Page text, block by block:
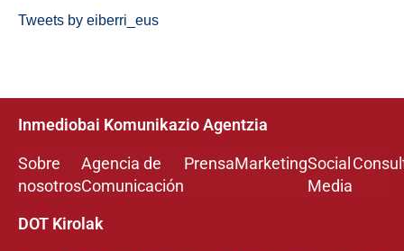
Tweets by eiberri_eus
Inmediobai Komunikazio Agentzia
Sobre
nosotros
Agencia de
Comunicación
PrensaMarketingSocial
Media
DOT Kirolak